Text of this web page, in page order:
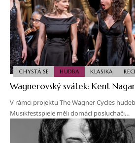
CHYSTÁ SE HUDBA KLASIKA
Wagnerovský svátek: Kent
V rámci projektu The Wagner Cycles
Musikfestspiele měli domácí posluchači…